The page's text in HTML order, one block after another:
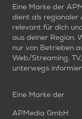
Eine Marke der
dient als regionaler
relevant für dich
aus deiner Region.
nur von Betrieben
Web/Streaming,
unterwegs
Eine Marke der
APMedia GmbH